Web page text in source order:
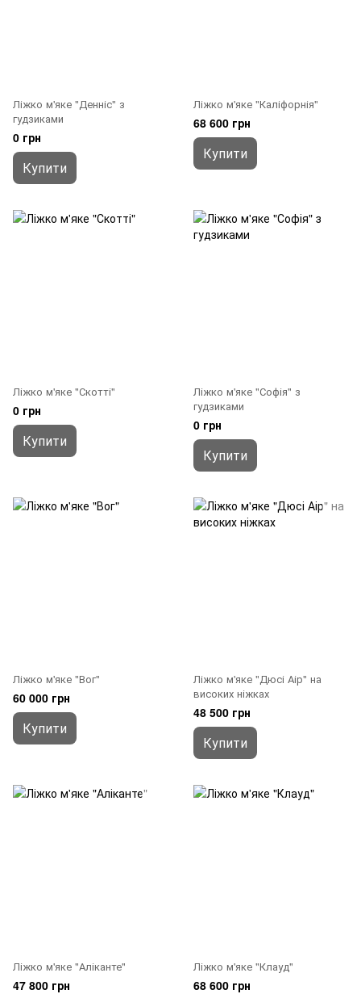
Ліжко м'яке "Денніс" з
гудзиками
0 грн
Купити
Ліжко м'яке "Каліфорнія"
68 600 грн
Купити
Ліжко м'яке "Скотті"
0 грн
Купити
Ліжко м'яке "Софія" з
гудзиками
0 грн
Купити
Ліжко м'яке "Вог"
60 000 грн
Купити
Ліжко м'яке "Дюсі Аір" на
високих ніжках
48 500 грн
Купити
Ліжко м'яке "Аліканте"
47 800 грн
Ліжко м'яке "Клауд"
68 600 грн